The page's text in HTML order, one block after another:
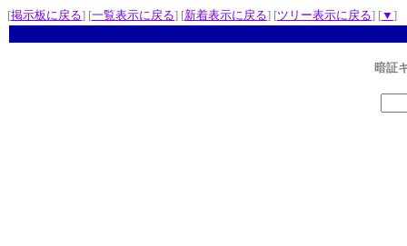
[掲示板に戻る] [一覧表示に戻る] [新着表示に戻る] [ツリー表示に戻る] [▼ ]
暗証